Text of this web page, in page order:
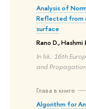
Analysis of
Reflected from
surface
Rano D.,
In bk.: 16th
and Propagation
Глава в книге
Algorithm for